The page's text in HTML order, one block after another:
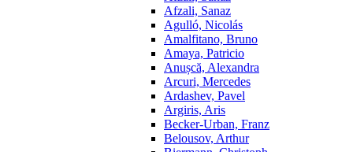
Afzali, Sanaz
Agulló, Nicolás
Amalfitano, Bruno
Amaya, Patricio
Anușcă, Alexandra
Arcuri, Mercedes
Ardashev, Pavel
Argiris, Aris
Becker-Urban, Franz
Belousov, Arthur